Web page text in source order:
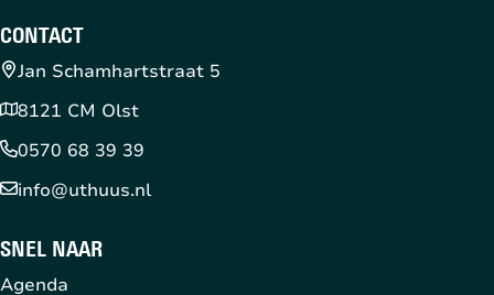
CONTACT
Jan Schamhartstraat 5
8121 CM Olst
0570 68 39 39
info@uthuus.nl
SNEL NAAR
Agenda